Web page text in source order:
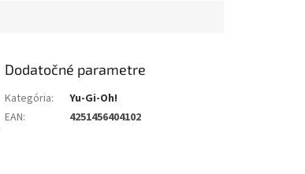
Dodatočné parametre
Kategória:
Yu-Gi-Oh!
EAN: 4251456404102